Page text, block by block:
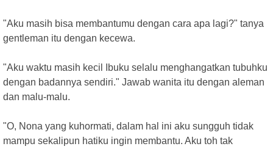
"Aku masih bisa membantumu dengan cara apa lagi?" tanya
gentleman itu dengan kecewa.
"Aku waktu masih kecil Ibuku selalu menghangatkan tubuhku
dengan badannya sendiri." Jawab wanita itu dengan aleman
dan malu-malu.
"O, Nona yang kuhormati, dalam hal ini aku sungguh tidak
mampu sekalipun hatiku ingin membantu. Aku toh tak